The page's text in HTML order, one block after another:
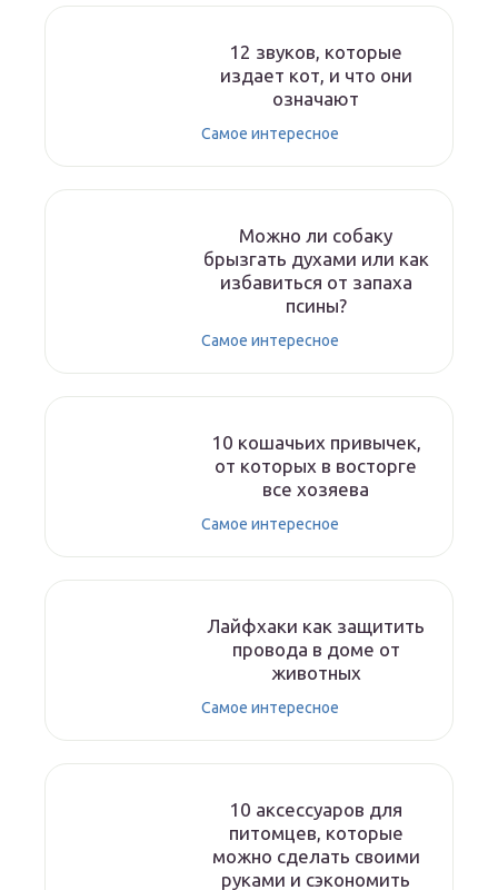
12 звуков, которые
издает кот, и что они
означают
Самое интересное
Можно ли собаку
брызгать духами или как
избавиться от запаха
псины?
Самое интересное
10 кошачьих привычек,
от которых в восторге
все хозяева
Самое интересное
Лайфхаки как защитить
провода в доме от
животных
Самое интересное
10 аксессуаров для
питомцев, которые
можно сделать своими
руками и сэкономить